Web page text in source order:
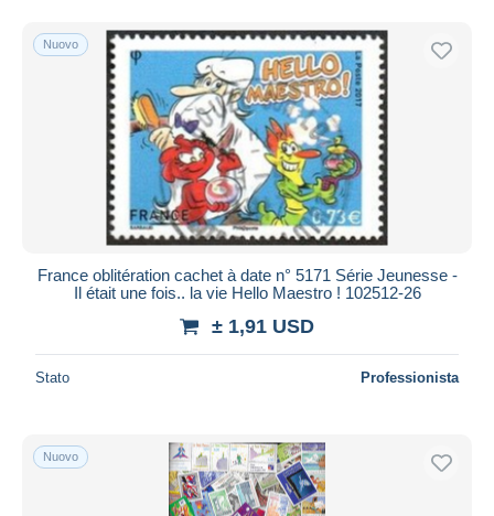
Nuovo
France oblitération cachet à date n° 5171 Série Jeunesse -
Il était une fois.. la vie Hello Maestro ! 102512-26
± 1,91 USD
Stato Professionista
Nuovo